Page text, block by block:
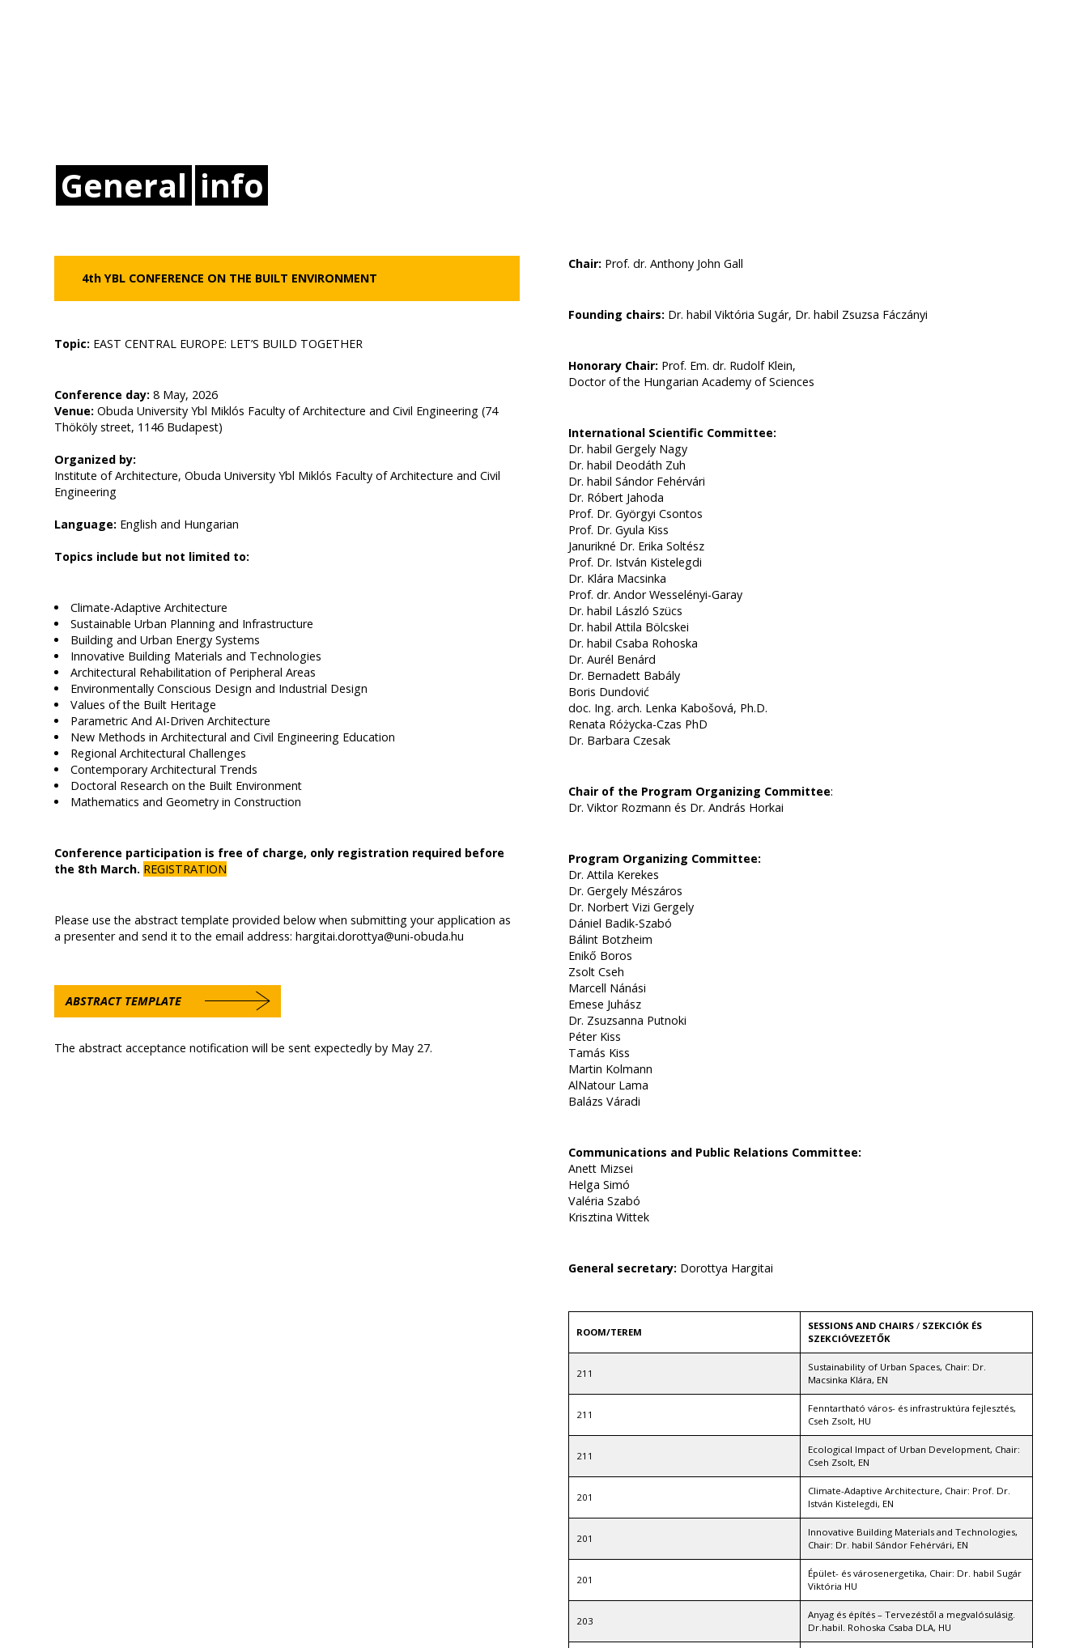
General info
4thYBL CONFERENCE ON THE BUILT ENVIRONMENT
Topic: EAST CENTRAL EUROPE: LET’S BUILD TOGETHER
Conference day:8 May, 2026
Venue: Obuda University Ybl Miklós Faculty of Architecture and Civil Engineering (74
Thököly street, 1146 Budapest)
Organized by:
Institute of Architecture, Obuda University Ybl Miklós Faculty of Architecture and Civil
Engineering
Language: English and Hungarian
Topics include but not limited to:
Climate-Adaptive Architecture
Sustainable Urban Planning and Infrastructure
Building and Urban Energy Systems
Innovative Building Materials and Technologies
Architectural Rehabilitation of Peripheral Areas
Environmentally Conscious Design and Industrial Design
Values of the Built Heritage
Parametric And AI-Driven Architecture
New Methods in Architectural and Civil Engineering Education
Regional Architectural Challenges
Contemporary Architectural Trends
Doctoral Research on the Built Environment
Mathematics and Geometry in Construction
Conference participation is free of charge, only registration required before
the 8th March. REGISTRATION
Please use the abstract template provided below when submitting your application as
a presenter and send it to the email address: hargitai.dorottya@uni-obuda.hu
ABSTRACT TEMPLATE
The abstract acceptance notification will be sent expectedly by May 27.
Chair: Prof. dr. Anthony John Gall
Founding chairs: Dr. habil Viktória Sugár, Dr. habil Zsuzsa Fáczányi
Honorary Chair: Prof. Em. dr. Rudolf Klein,
Doctor of the Hungarian Academy of Sciences
International Scientific Committee:
Dr. habil Gergely Nagy
Dr. habil Deodáth Zuh
Dr. habil Sándor Fehérvári
Dr. Róbert Jahoda
Prof. Dr. Györgyi Csontos
Prof. Dr. Gyula Kiss
Janurikné Dr. Erika Soltész
Prof. Dr. István Kistelegdi
Dr. Klára Macsinka
Prof. dr. Andor Wesselényi-Garay
Dr. habil László Szücs
Dr. habil Attila Bölcskei
Dr. habil Csaba Rohoska
Dr. Aurél Benárd
Dr. Bernadett Babály
Boris Dundović
doc. Ing. arch. Lenka Kabošová, Ph.D.
Renata Różycka-Czas PhD
Dr. Barbara Czesak
Chair of the Program Organizing Committee:
Dr. Viktor Rozmann és Dr. András Horkai
Program Organizing Committee:
Dr. Attila Kerekes
Dr. Gergely Mészáros
Dr. Norbert Vizi Gergely
Dániel Badik-Szabó
Bálint Botzheim
Enikő Boros
Zsolt Cseh
Marcell Nánási
Emese Juhász
Dr. Zsuzsanna Putnoki
Péter Kiss
Tamás Kiss
Martin Kolmann
AlNatour Lama
Balázs Váradi
Communications and Public Relations Committee:
Anett Mizsei
Helga Simó
Valéria Szabó
Krisztina Wittek
General secretary: Dorottya Hargitai
ROOM/TEREM
SESSIONS AND CHAIRS / SZEKCIÓK ÉS
SZEKCIÓVEZETŐK
211
Sustainability of Urban Spaces, Chair: Dr.
Macsinka Klára, EN
211
Fenntartható város- és infrastruktúra fejlesztés,
Cseh Zsolt, HU
211
Ecological Impact of Urban Development, Chair:
Cseh Zsolt, EN
201
Climate-Adaptive Architecture, Chair: Prof. Dr.
István Kistelegdi, EN
201
Innovative Building Materials and Technologies,
Chair: Dr. habil Sándor Fehérvári, EN
201
Épület- és városenergetika, Chair: Dr. habil Sugár
Viktória HU
203
Anyag és építés – Tervezéstől a megvalósulásig.
Dr.habil. Rohoska Csaba DLA, HU